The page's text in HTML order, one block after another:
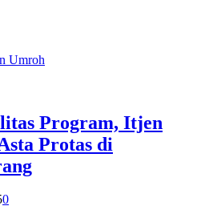
Umroh
Program, Itjen
Protas di
0